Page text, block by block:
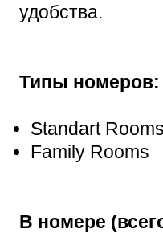
удобства.
Типы номеров:
Standart Rooms
Family Rooms
В номере